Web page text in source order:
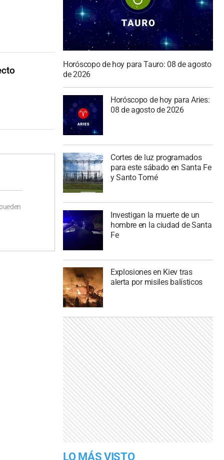
Horóscopo de hoy para Tauro: 08 de agosto
de 2026
Horóscopo de hoy para Aries:
08 de agosto de 2026
Cortes de luz programados
para este sábado en Santa Fe
y Santo Tomé
Investigan la muerte de un
hombre en la ciudad de Santa
Fe
Explosiones en Kiev tras
alerta por misiles balísticos
LO MÁS VISTO